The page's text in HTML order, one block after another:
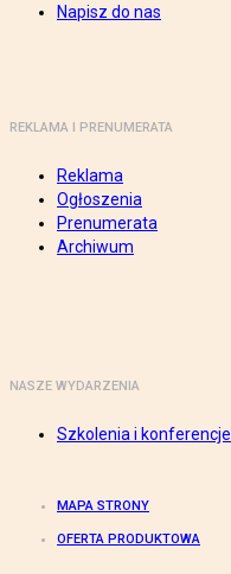
Napisz do nas
REKLAMA I PRENUMERATA
Reklama
Ogłoszenia
Prenumerata
Archiwum
NASZE WYDARZENIA
Szkolenia i konferencje
MAPA STRONY
OFERTA PRODUKTOWA